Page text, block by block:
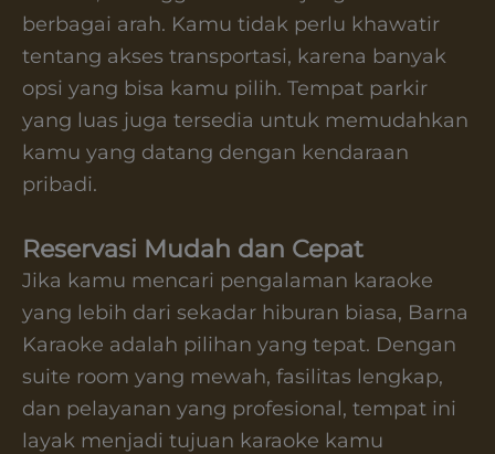
berbagai arah. Kamu tidak perlu khawatir
tentang akses transportasi, karena banyak
opsi yang bisa kamu pilih. Tempat parkir
yang luas juga tersedia untuk memudahkan
kamu yang datang dengan kendaraan
pribadi.
Reservasi Mudah dan Cepat
Jika kamu mencari pengalaman karaoke
yang lebih dari sekadar hiburan biasa, Barna
Karaoke adalah pilihan yang tepat. Dengan
suite room yang mewah, fasilitas lengkap,
dan pelayanan yang profesional, tempat ini
layak menjadi tujuan karaoke kamu